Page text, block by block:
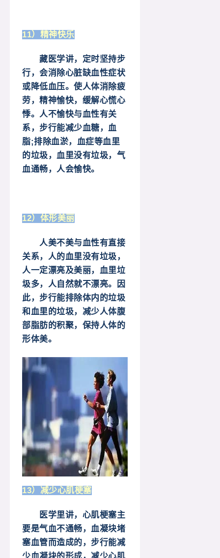
11）精神快乐
藏医学讲，定时坚持步
行，会消除心脏缺血性症状
或降低血压。使人体消除疲
劳，精神愉快，缓解心慌心
悸。人不愉快与血性有关
系，步行能减少血糖，血
脂;排除血淤，血症等血里
的垃圾，血里没有垃圾，气
血通畅，人会愉快。
12）体形美丽
人美不美与血性有直接
关系，人的血里没有垃圾，
人一定漂亮及美丽，血里垃
圾多，人自然就不漂亮。因
此，步行能排除体内的垃圾
和血里的垃圾，减少人体腹
部脂肪的积聚，保持人体的
形体美。
13）减少心肌梗塞
医学里讲，心肌梗塞主
要是气血不通畅，血凝块堵
塞血管而造成的，步行能减